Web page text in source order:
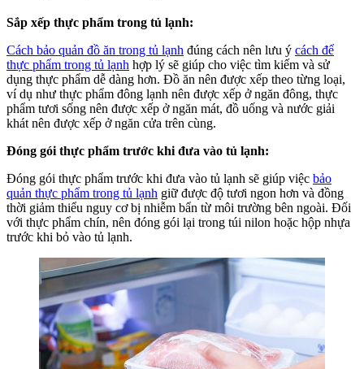
Sắp xếp thực phẩm trong tủ lạnh:
Cách bảo quản đồ ăn trong tủ lạnh đúng cách nên lưu ý cách để
thực phẩm trong tủ lạnh hợp lý sẽ giúp cho việc tìm kiếm và sử
dụng thực phẩm dễ dàng hơn. Đồ ăn nên được xếp theo từng loại,
ví dụ như thực phẩm đông lạnh nên được xếp ở ngăn đông, thực
phẩm tươi sống nên được xếp ở ngăn mát, đồ uống và nước giải
khát nên được xếp ở ngăn cửa trên cùng.
Đóng gói thực phẩm trước khi đưa vào tủ lạnh:
Đóng gói thực phẩm trước khi đưa vào tủ lạnh sẽ giúp việc bảo
quản thực phẩm trong tủ lạnh giữ được độ tươi ngon hơn và đồng
thời giảm thiểu nguy cơ bị nhiễm bẩn từ môi trường bên ngoài. Đối
với thực phẩm chín, nên đóng gói lại trong túi nilon hoặc hộp nhựa
trước khi bỏ vào tủ lạnh.